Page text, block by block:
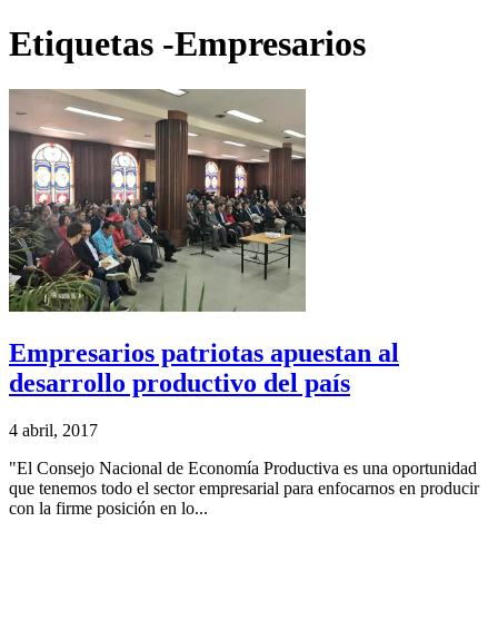
Etiquetas -Empresarios
Empresarios patriotas apuestan al
desarrollo productivo del país
4 abril, 2017
"El Consejo Nacional de Economía Productiva es una oportunidad
que tenemos todo el sector empresarial para enfocarnos en producir
con la firme posición en lo...